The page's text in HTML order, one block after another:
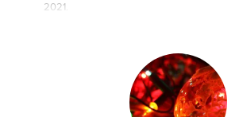
2021.